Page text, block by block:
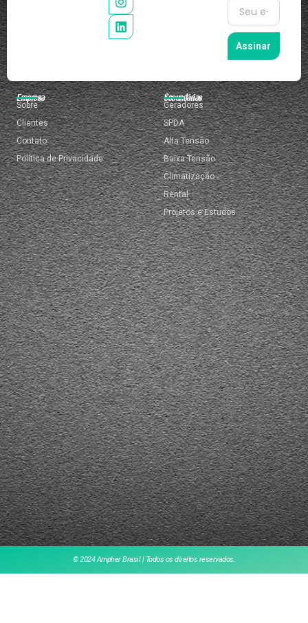
Assinar
Empresa
Sobre
Clientes
Contato
Política de Privacidade
Secundárias
Geradores
SPDA
Alta Tensão
Baixa Tensão
Climatização
Rental
Projetos e Estudos
© 2024 Ampher Brasil | Todos os direitos reservados.